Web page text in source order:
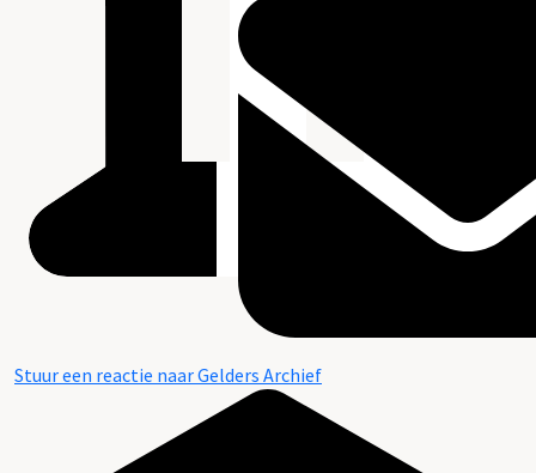
Stuur een reactie naar Gelders Archief